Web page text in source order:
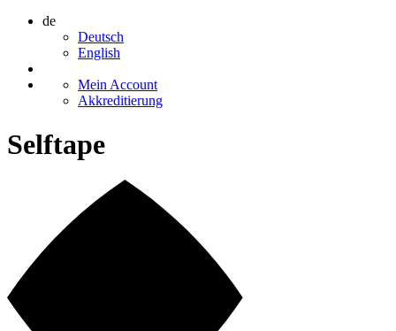
de
Deutsch
English
Mein Account
Akkreditierung
Selftape